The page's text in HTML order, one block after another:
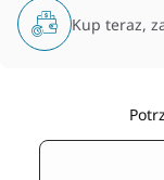
Kup teraz,